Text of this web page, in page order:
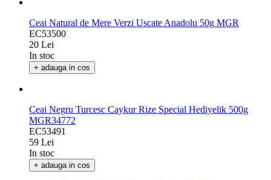
Ceai Natural de Mere Verzi Uscate Anadolu 50g MGR
EC53500
20 Lei
In stoc
+ adauga in cos
Ceai Negru Turcesc Caykur Rize Special Hediyelik 500g
MGR34772
EC53491
59 Lei
In stoc
+ adauga in cos